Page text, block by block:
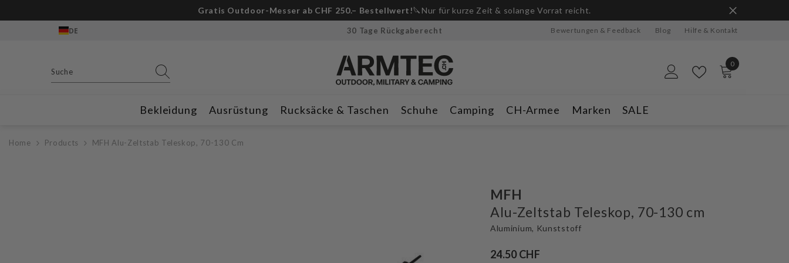
Gratis Outdoor-Messer ab CHF 250.– Bestellwert!🔪Nur für kurze Zeit & solange Vorrat reicht.
DE 30 Tage Rückgaberecht Bewertungen & Feedback Blog Hilfe & Kontakt
0
0
Bekleidung Ausrüstung Rucksäcke & Taschen Schuhe Camping CH-Armee Marken SALE
Home Products MFH Alu-Zeltstab Teleskop, 70-130 Cm
MFH
Alu-Zeltstab Teleskop, 70-130 cm
Aluminium, Kunststoff
24.50 CHF